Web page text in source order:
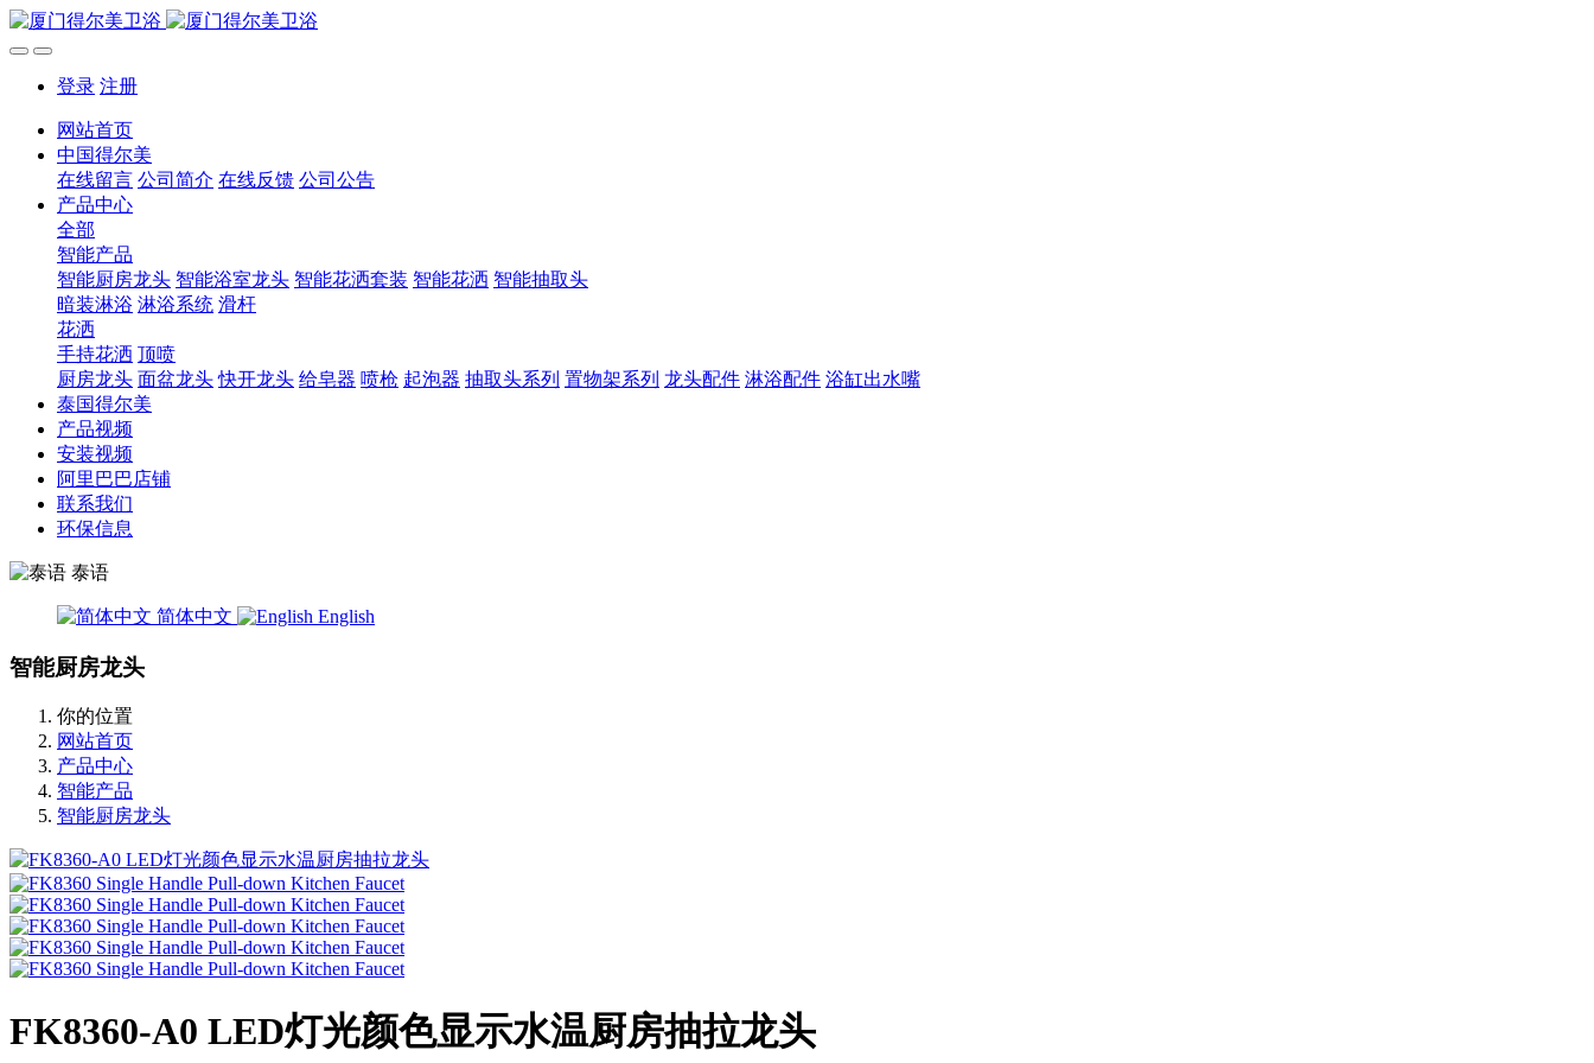
登录 注册
网站首页
中国得尔美
在线留言 公司简介 在线反馈 公司公告
产品中心
全部
智能产品
智能厨房龙头 智能浴室龙头 智能花洒套装 智能花洒 智能抽取头
暗装淋浴 淋浴系统 滑杆
花洒
手持花洒 顶喷
厨房龙头 面盆龙头 快开龙头 给皂器 喷枪 起泡器 抽取头系列 置物架系列 龙头配件 淋浴配件 浴缸出水嘴
泰国得尔美
产品视频
安装视频
阿里巴巴店铺
联系我们
环保信息
泰语
简体中文 English
智能厨房龙头
你的位置
网站首页
产品中心
智能产品
智能厨房龙头
FK8360-A0 LED灯光颜色显示水温厨房抽拉龙头